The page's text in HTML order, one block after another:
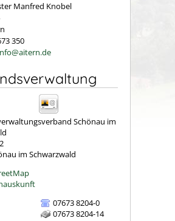
Manfred Knobel
350
Schönau im
im Schwarzwald
07673 8204-0
07673 8204-14